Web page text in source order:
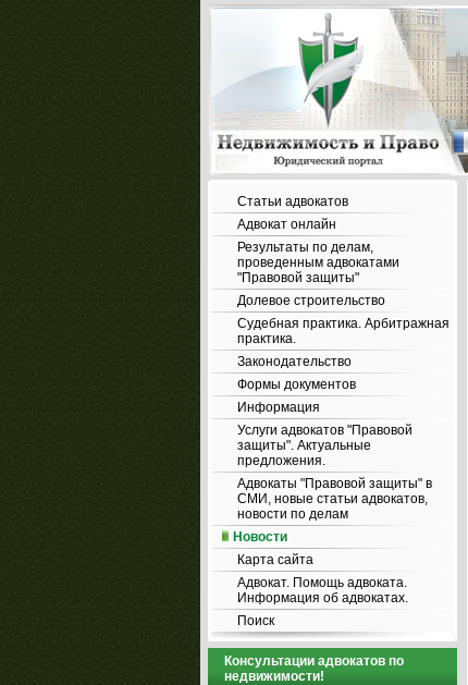
Статьи адвокатов
Адвокат онлайн
Результаты по делам,
проведенным адвокатами
"Правовой защиты"
Долевое строительство
Судебная практика. Арбитражная
практика.
Законодательство
Формы документов
Информация
Услуги адвокатов "Правовой
защиты". Актуальные
предложения.
Адвокаты "Правовой защиты" в
СМИ, новые статьи адвокатов,
новости по делам
Новости
Карта сайта
Адвокат. Помощь адвоката.
Информация об адвокатах.
Поиск
Консультации адвокатов по
недвижимости!